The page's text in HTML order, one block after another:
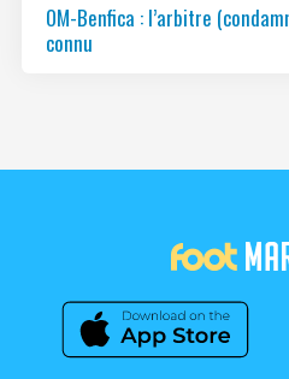
OM-Benfica : l’arbitre
connu